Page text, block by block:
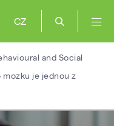
CZ
and Social
je jednou z